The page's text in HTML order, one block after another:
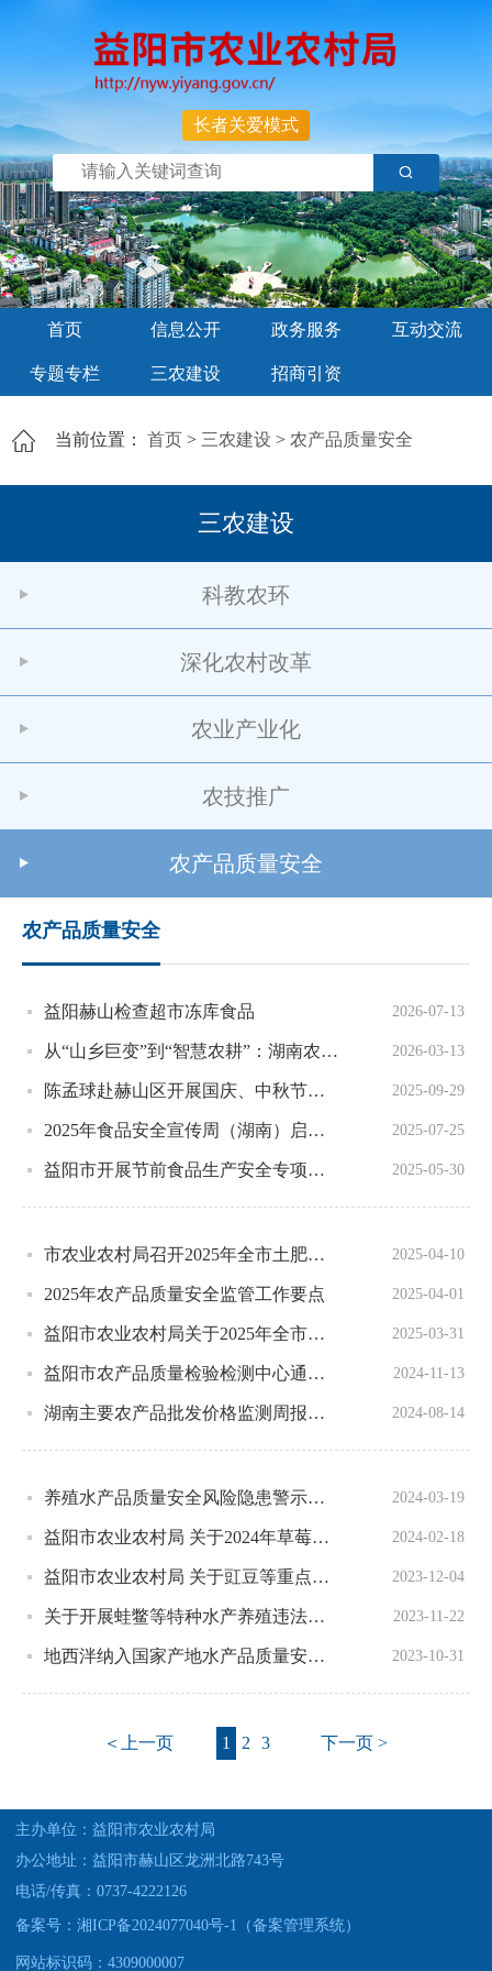
长者关爱模式
首页 信息公开 政务服务 互动交流
专题专栏 三农建设 招商引资
当前位置： 首页 > 三农建设 > 农产品质量安全
三农建设
科教农环
深化农村改革
农业产业化
农技推广
农产品质量安全
农产品质量安全
益阳赫山检查超市冻库食品 2026-07-13
从“山乡巨变”到“智慧农耕”：湖南农机3·15活动在益阳为春耕“撑腰” 2026-03-13
陈孟球赴赫山区开展国庆、中秋节前安全生产隐患排查 2025-09-29
2025年食品安全宣传周（湖南）启动，现场发布12起典型执法案例 2025-07-25
益阳市开展节前食品生产安全专项检查 筑牢安全与绿色双防线 2025-05-30
市农业农村局召开2025年全市土肥水工作会议暨有机肥料企业产品质量管理培训 2025-04-10
2025年农产品质量安全监管工作要点 2025-04-01
益阳市农业农村局关于2025年全市农产品质量安全第一次例行监测结果通报 2025-03-31
益阳市农产品质量检验检测中心通过省级资质认定技术评审质量复核 2024-11-13
湖南主要农产品批发价格监测周报（2024年第32期） 2024-08-14
养殖水产品质量安全风险隐患警示信息公示 2024-03-19
益阳市农业农村局 关于2024年草莓专项监督抽查结果的通报 2024-02-18
益阳市农业农村局 关于豇豆等重点农产品质量安全监督抽检结果的通 报 2023-12-04
关于开展蛙鳖等特种水产养殖违法违规 用药风险隐患排查的通知 2023-11-22
地西泮纳入国家产地水产品质量安全监督抽查 2023-10-31
＜上一页 1 2 3 下一页 >
主办单位：益阳市农业农村局
办公地址：益阳市赫山区龙洲北路743号
电话/传真：0737-4222126
备案号：湘ICP备2024077040号-1（备案管理系统）
网站标识码：4309000007